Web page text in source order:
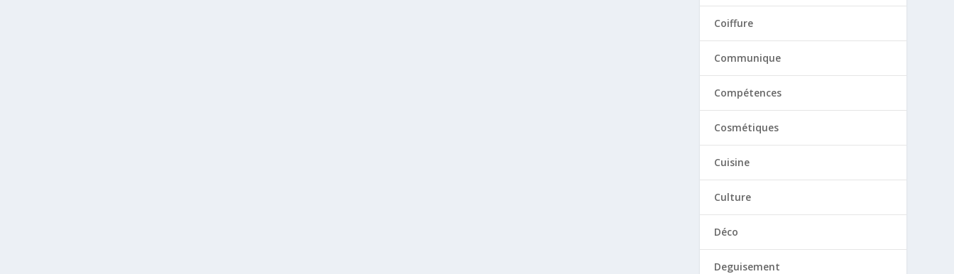
Coiffure
Communique
Compétences
Cosmétiques
Cuisine
Culture
Déco
Deguisement